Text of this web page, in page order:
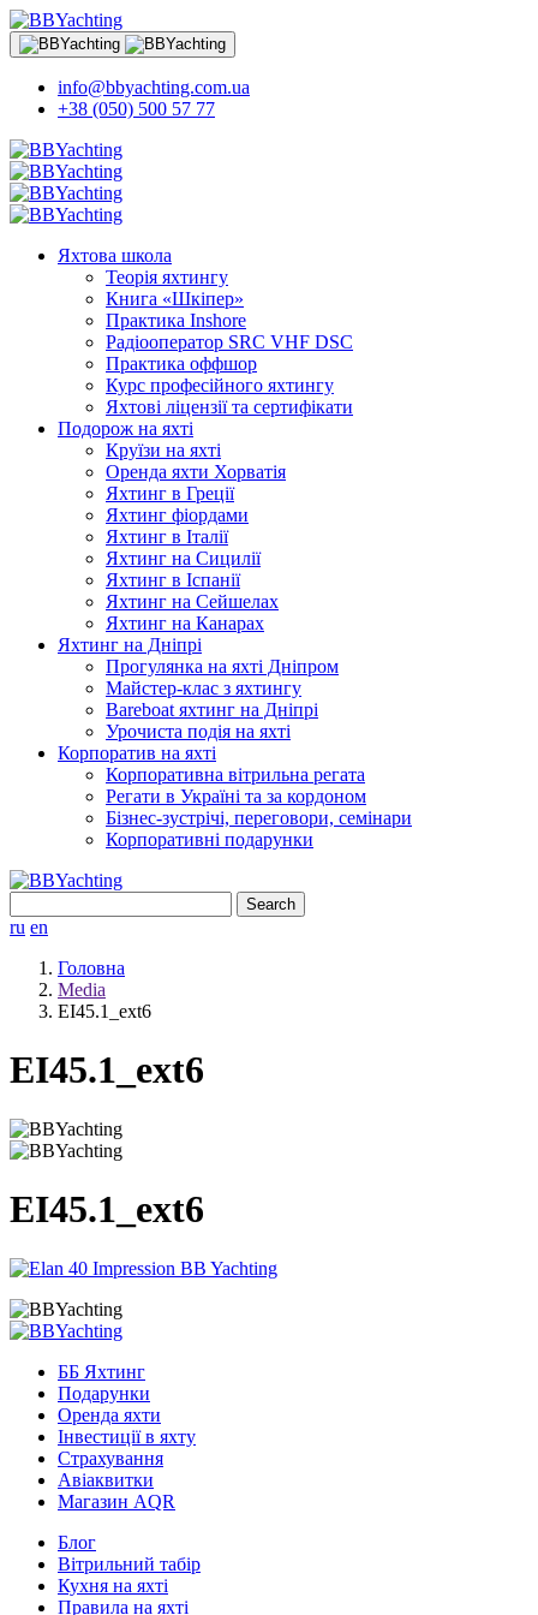
info@bbyachting.com.ua
+38 (050) 500 57 77
Яхтова школа
Теорія яхтингу
Книга «Шкіпер»
Практика Inshore
Радіооператор SRC VHF DSC
Практика оффшор
Курс професійного яхтингу
Яхтові ліцензії та сертифікати
Подорож на яхті
Круїзи на яхті
Оренда яхти Хорватія
Яхтинг в Греції
Яхтинг фіордами
Яхтинг в Італії
Яхтинг на Сицилії
Яхтинг в Іспанії
Яхтинг на Сейшелах
Яхтинг на Канарах
Яхтинг на Дніпрі
Прогулянка на яхті Дніпром
Майстер-клас з яхтингу
Bareboat яхтинг на Дніпрі
Урочиста подія на яхті
Корпоратив на яхті
Корпоративна вітрильна регата
Регати в Україні та за кордоном
Бізнес-зустрічі, переговори, семінари
Корпоративні подарунки
for:
ru en
Головна
Media
EI45.1_ext6
EI45.1_ext6
EI45.1_ext6
ББ Яхтинг
Подарунки
Оренда яхти
Інвестиції в яхту
Страхування
Авіаквитки
Магазин AQR
Блог
Вітрильний табір
Кухня на яхті
Правила на яхті